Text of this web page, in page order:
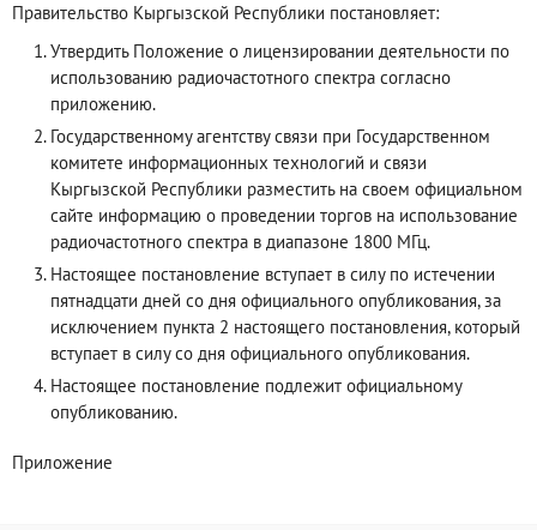
Правительство Кыргызской Республики постановляет:
Утвердить Положение о лицензировании деятельности по
использованию радиочастотного спектра согласно
приложению.
Государственному агентству связи при Государственном
комитете информационных технологий и связи
Кыргызской Республики разместить на своем официальном
сайте информацию о проведении торгов на использование
радиочастотного спектра в диапазоне 1800 МГц.
Настоящее постановление вступает в силу по истечении
пятнадцати дней со дня официального опубликования, за
исключением пункта 2 настоящего постановления, который
вступает в силу со дня официального опубликования.
Настоящее постановление подлежит официальному
опубликованию.
Приложение